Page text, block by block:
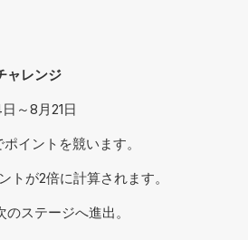
ャレンジ
～8月21日
イントを競います。
でのポイントが2倍に計算されます。
ステージへ進出。